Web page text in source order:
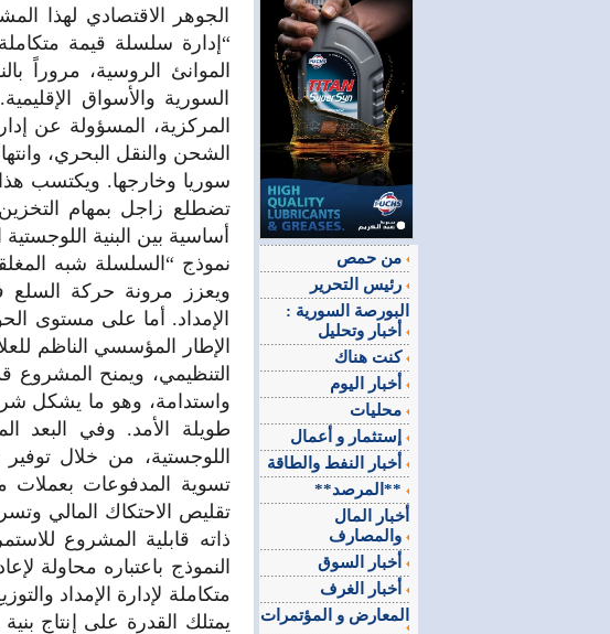
الجوهر الاقتصادي لهذا
“إدارة سلسلة قيمة
الموانئ الروسية، مروراً
السورية والأسواق
المركزية، المسؤولة عن
الشحن والنقل البحري،
سوريا وخارجها. ويكتسب هذا
تضطلع زاجل بمهام
أساسية بين البنية
نموذج “السلسلة شبه
ويعزز مرونة حركة السلع
الإمداد. أما على مستوى
الإطار المؤسسي الناظم
التنظيمي، ويمنح
واستدامة، وهو ما يشكل
طويلة الأمد. وفي البعد
اللوجستية، من خلال
تسوية المدفوعات بعملات
تقليص الاحتكاك المالي
ذاته قابلية المشروع
النموذج باعتباره محاولة
متكاملة لإدارة الإمداد
يمتلك القدرة على إنتاج
البورصة السورية :
كنت هناك
**المرصد**
أخبار المال
المعارض و المؤتمرات